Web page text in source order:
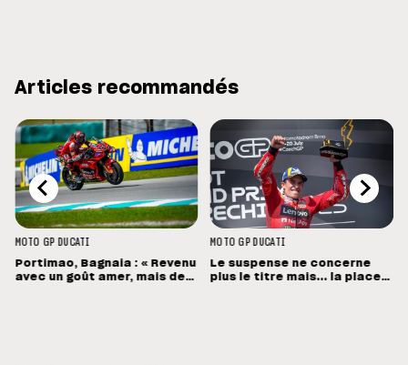
Articles recommandés
MOTO GP DUCATI
Portimao, Bagnaia : « Revenu
avec un goût amer, mais des
MOTO GP DUCATI
Le suspense ne concerne
plus le titre mais... la place